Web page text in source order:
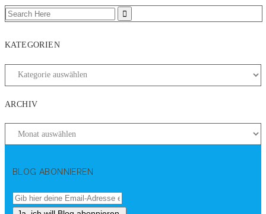
KATEGORIEN
ARCHIV
BLOG ABONNIEREN